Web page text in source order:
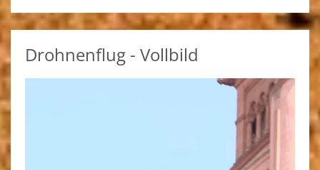
Drohnenflug - Vollbild